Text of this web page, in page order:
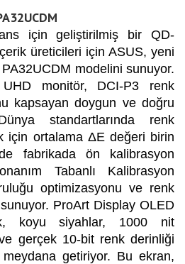
için geliştirilmiş bir QD-
üreticileri için ASUS, yeni
modelini sunuyor.
monitör, DCI-P3 renk
kapsayan doygun ve doğru
standartlarında renk
için ortalama ΔE değeri birin
fabrikada ön kalibrasyon
Tabanlı Kalibrasyon
optimizasyonu ve renk
ProArt Display OLED
koyu siyahlar, 1000 nit
gerçek 10-bit renk derinliği
getiriyor. Bu ekran,